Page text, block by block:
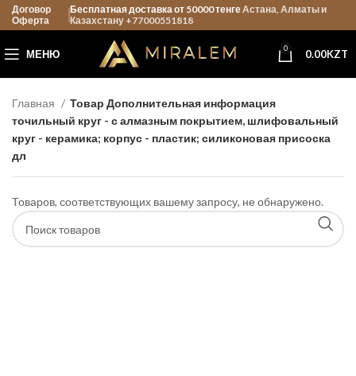
Договор
Оферта
Бесплатная доставка от 50000 тенгеАстана, Алматы и
Казахстану +77000551818
МЕНЮ 0 0.00KZT
Главная
Товар Дополнительная информация
точильный круг - с алмазным покрытием, шлифовальный
круг - керамика; корпус - пластик; силиконовая присоска
дл
Товаров, соответствующих вашему запросу, не обнаружено.